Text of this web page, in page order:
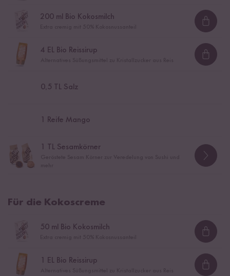
200 ml Bio Kokosmilch
4 EL Bio Reissirup
0,5 TL Salz
Reife Mango
1 TL Sesamkörner
Für die Kokoscreme
50 ml Bio Kokosmilch
1 EL Bio Reissirup